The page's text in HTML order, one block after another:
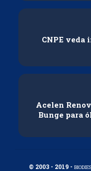
CNPE veda
Acelen
Bunge para
© 2003 - 2019 -